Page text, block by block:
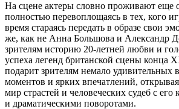
На сцене актеры словно проживают еще
полностью перевоплощаясь в тех, кого
время стараясь передать в образе свои
же, как не Анна Большова и Александр
зрителям историю 20-летней любви и
успеха легенд британской сцены конца
подарит зрителям немало
моментов и ярких впечатлений,
мир страстей и человеческих судеб с его
и драматическими поворотами.